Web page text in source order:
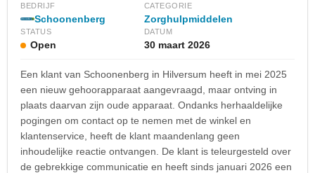
BEDRIJF
Schoonenberg
CATEGORIE
Zorghulpmiddelen
STATUS
Open
DATUM
30 maart 2026
Een klant van Schoonenberg in Hilversum heeft in mei 2025
een nieuw gehoorapparaat aangevraagd, maar ontving in
plaats daarvan zijn oude apparaat. Ondanks herhaaldelijke
pogingen om contact op te nemen met de winkel en
klantenservice, heeft de klant maandenlang geen
inhoudelijke reactie ontvangen. De klant is teleurgesteld over
de gebrekkige communicatie en heeft sinds januari 2026 een